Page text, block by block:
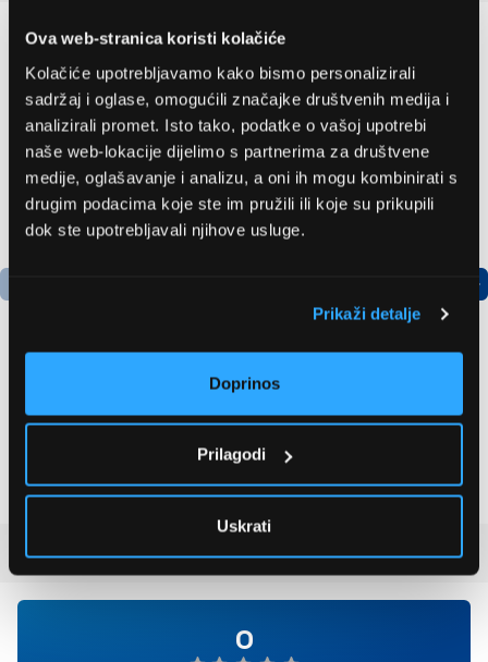
Ova web-stranica koristi kolačiće
Kolačiće upotrebljavamo kako bismo personalizirali
sadržaj i oglase, omogućili značajke društvenih medija i
analizirali promet. Isto tako, podatke o vašoj upotrebi
naše web-lokacije dijelimo s partnerima za društvene
medije, oglašavanje i analizu, a oni ih mogu kombinirati s
drugim podacima koje ste im pružili ili koje su prikupili
dok ste upotrebljavali njihove usluge.
Prikaži detalje
Doprinos
Prilagodi
Uskrati
Preporučujemo za vas
AdvancedAquatak 160
LG GBBSJ10EPY
Hladnjak s donjim
504,99 EUR
Recenzije kupaca(0)
0